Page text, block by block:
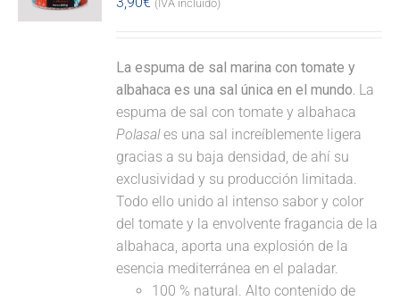
(IVA incluido)
La espuma de sal marina con tomate y
albahaca es una sal única en el mundo. La
espuma de sal con tomate y albahaca
Polasales una sal increíblemente ligera
gracias a su baja densidad, de ahí su
exclusividad y su producción limitada.
Todo ello unido al intenso sabor y color
del tomate y la envolvente fragancia de la
albahaca, aporta una explosión de la
esencia mediterránea en el paladar.
100 % natural. Alto contenido de